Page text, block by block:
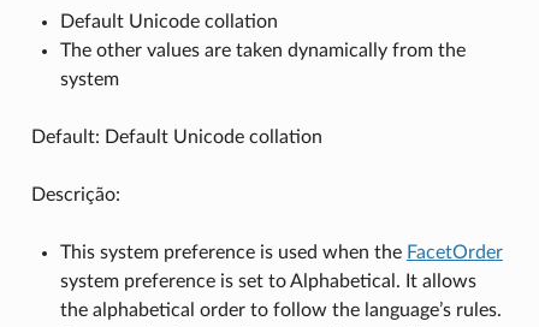
Default Unicode collation
The other values are taken dynamically from the
system
Default: Default Unicode collation
Descrição:
This system preference is used when the FacetOrder
system preference is set to Alphabetical. It allows
the alphabetical order to follow the language’s rules.